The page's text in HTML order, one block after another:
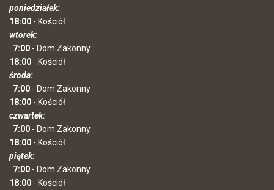
poniedziałek:
18:00 - Kościół
wtorek:
7:00 - Dom Zakonny
18:00 - Kościół
środa:
7:00 - Dom Zakonny
18:00 - Kościół
czwartek:
7:00 - Dom Zakonny
18:00 - Kościół
piątek:
7:00 - Dom Zakonny
18:00 - Kościół